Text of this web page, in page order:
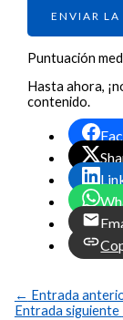
ENVIAR
Puntuación
Hasta ahora,
contenido.
← Entrada
Entrada siguiente